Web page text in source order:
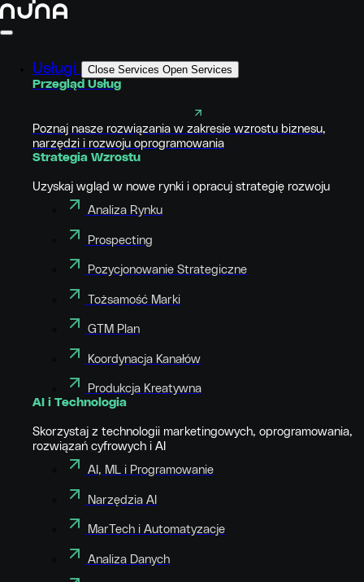
Usługi Close Services Open Services
Przegląd Usług
Poznaj nasze rozwiązania w zakresie wzrostu biznesu,
narzędzi i rozwoju oprogramowania
Strategia Wzrostu
Uzyskaj wgląd w nowe rynki i opracuj strategię rozwoju
Analiza Rynku
Prospecting
Pozycjonowanie Strategiczne
Tożsamość Marki
GTM Plan
Koordynacja Kanałów
Produkcja Kreatywna
AI i Technologia
Skorzystaj z technologii marketingowych, oprogramowania,
rozwiązań cyfrowych i AI
AI, ML i Programowanie
Narzędzia AI
MarTech i Automatyzacje
Analiza Danych